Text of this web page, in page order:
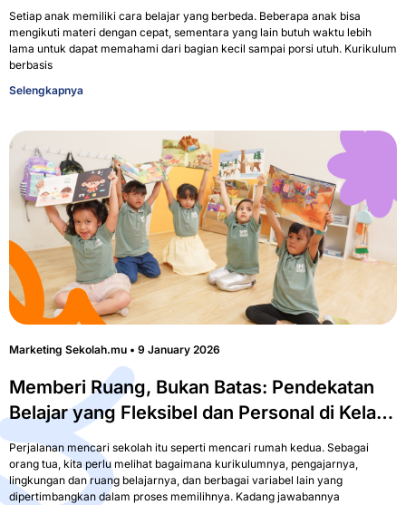
Setiap anak memiliki cara belajar yang berbeda. Beberapa anak bisa
mengikuti materi dengan cepat, sementara yang lain butuh waktu lebih
lama untuk dapat memahami dari bagian kecil sampai porsi utuh. Kurikulum
berbasis
Selengkapnya
Memberi Ruang, Bukan Batas: Pendekatan
Belajar yang Fleksibel dan Personal di Kelas
Inklusi SMM Membuat Anak Berkebutuhan
Khusus Mendapatkan Pengalaman Belajar
sesuai Kebutuhan Anak
Marketing Sekolah.mu 9 January 2026
Perjalanan mencari sekolah itu seperti mencari rumah kedua. Sebagai
orang tua, kita perlu melihat bagaimana kurikulumnya, pengajarnya,
lingkungan dan ruang belajarnya, dan berbagai variabel lain yang
dipertimbangkan dalam proses memilihnya. Kadang jawabannya